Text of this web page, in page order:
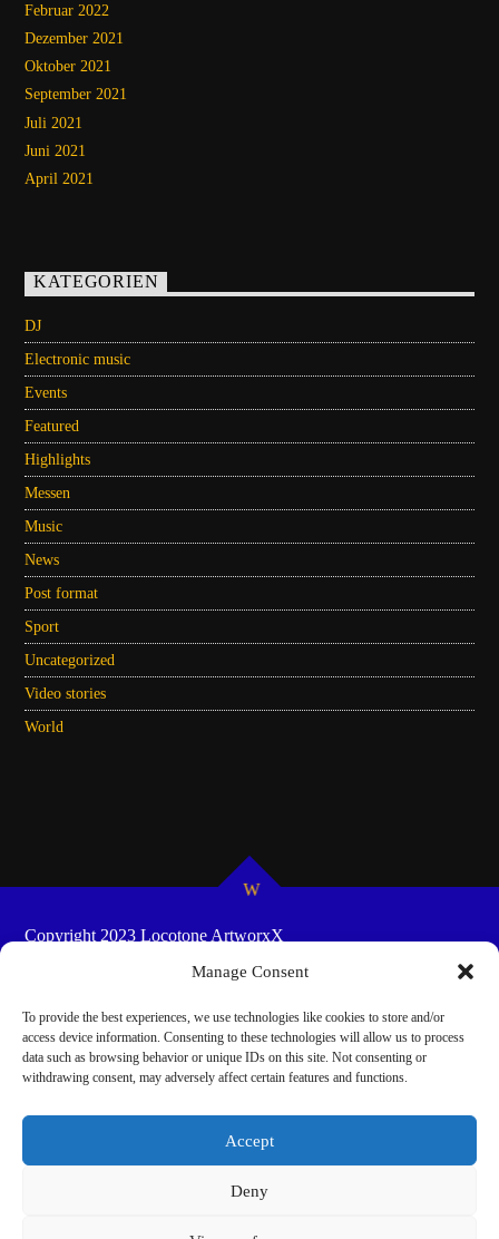
Manage Consent
To provide the best experiences, we use technologies like cookies to store and/or
access device information. Consenting to these technologies will allow us to process
data such as browsing behavior or unique IDs on this site. Not consenting or
withdrawing consent, may adversely affect certain features and functions.
Accept
Deny
Februar 2022
Dezember 2021
Oktober 2021
September 2021
Juli 2021
Juni 2021
April 2021
KATEGORIEN
DJ
Electronic music
Events
Featured
Highlights
Messen
Music
News
Post format
Sport
Uncategorized
Video stories
World
Copyright 2023 Locotone ArtworxX
SHOW-SCHEDULES
COOKIE POLICY
Cookie Consent mit Real Cookie Banner